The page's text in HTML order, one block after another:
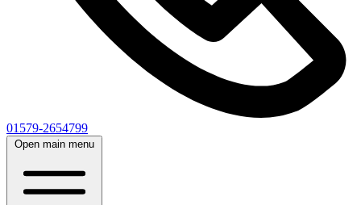
01579-2654799
Open main menu